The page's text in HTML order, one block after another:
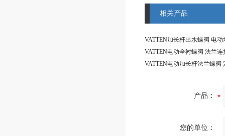
相关产品
产品：
您的单位：